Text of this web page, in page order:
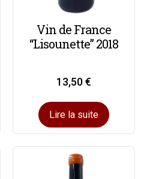
Vin de France
“Lisounette” 2018
13,50€
Lire la suite